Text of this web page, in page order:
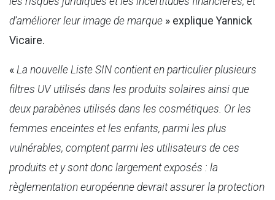
d’améliorer leur image de marque » explique Yannick
Vicaire.
« La nouvelle Liste SIN contient en particulier plusieurs
filtres UV utilisés dans les produits solaires ainsi que
deux parabènes utilisés dans les cosmétiques. Or les
femmes enceintes et les enfants, parmi les plus
vulnérables, comptent parmi les utilisateurs de ces
produits et y sont donc largement exposés : la
règlementation européenne devrait assurer la protection